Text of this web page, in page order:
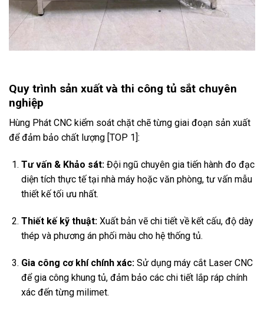
Quy trình sản xuất và thi công tủ sắt chuyên
nghiệp
Hùng Phát CNC kiểm soát chặt chẽ từng giai đoạn sản xuất
để đảm bảo chất lượng [TOP 1]:
Tư vấn & Khảo sát:Đội ngũ chuyên gia tiến hành đo đạc
diện tích thực tế tại nhà máy hoặc văn phòng, tư vấn mẫu
thiết kế tối ưu nhất.
Thiết kế kỹ thuật:Xuất bản vẽ chi tiết về kết cấu, độ dày
thép và phương án phối màu cho hệ thống tủ.
Gia công cơ khí chính xác:Sử dụng máy cắt Laser CNC
để gia công khung tủ, đảm bảo các chi tiết lắp ráp chính
xác đến từng milimet.